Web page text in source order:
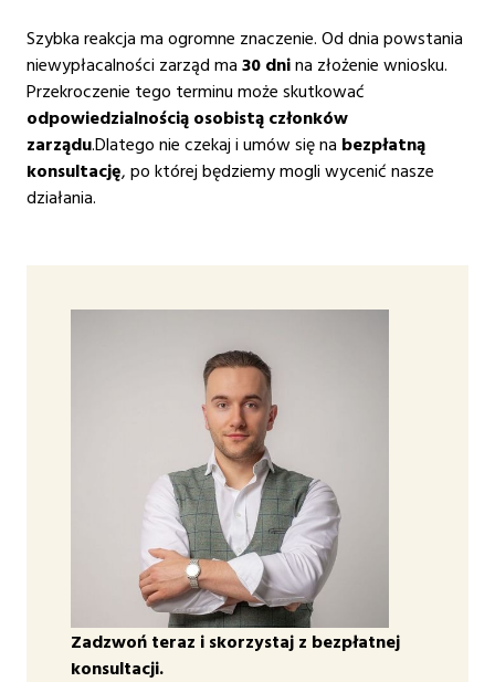
Szybka reakcja ma ogromne znaczenie. Od dnia powstania
niewypłacalności zarząd ma30 dnina złożenie wniosku.
Przekroczenie tego terminu może skutkować
odpowiedzialnością osobistą członków
zarządu.Dlatego nie czekaj i umów się na bezpłatną
konsultację, po której będziemy mogli wycenić nasze
działania.
Zadzwoń teraz i skorzystaj z bezpłatnej
konsultacji.